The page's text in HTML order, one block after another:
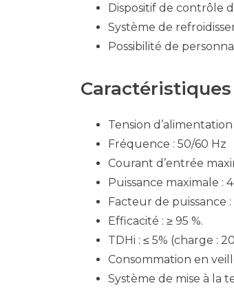
Dispositif de contrôle
Système de
Possibilité de
Tension
Fréquence : 50/60 Hz
Courant d’entrée
Puissance maximale :
Facteur de puissance
Efficacité : ≥ 95 %.
TDHi : ≤ 5% (charge :
Consommation en
Système de mise à la